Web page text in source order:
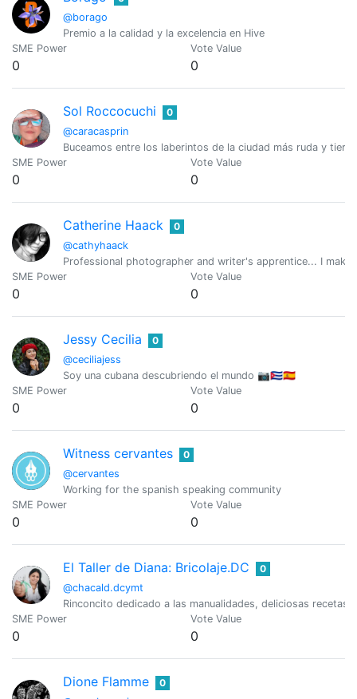
@borago
Premio a la calidad y la excelencia en Hive
SME Power
0
Vote Value
0
Sol Roccocuchi
@caracasprin
0
Buceamos entre los laberintos de la ciudad más ruda y
SME Power
0
Vote Value
0
Catherine Haack
@cathyhaack
0
Professional photographer and writer's apprentice... I
SME Power
0
Vote Value
0
Jessy Cecilia
@ceciliajess
0
Soy una cubana descubriendo el mundo 📷🇨🇺🇪🇸
SME Power
0
Vote Value
0
Witness cervantes
@cervantes
0
Working for the spanish speaking community
SME Power
0
Vote Value
0
El Taller de Diana: Bricolaje.DC
@chacald.dcymt
0
Rinconcito dedicado a las manualidades, deliciosas
SME Power
0
Vote Value
0
Dione Flamme 0